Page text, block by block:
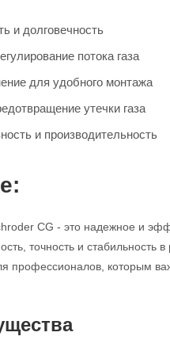
и долговечность
потока газа
для удобного монтажа
утечки газа
и производительность
CG - это надежное и
точность и
профессионалов, которым